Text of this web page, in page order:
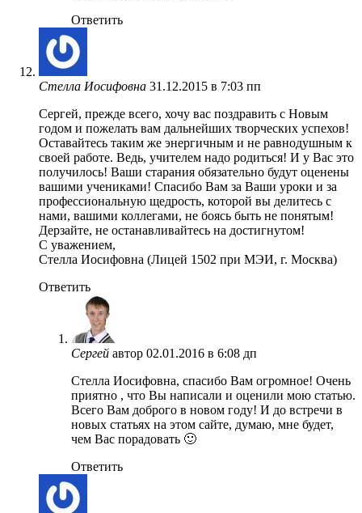
Ответить
Стелла Иосифовна 31.12.2015 в 7:03 пп
Сергей, прежде всего, хочу вас поздравить с Новым
годом и пожелать вам дальнейших творческих успехов!
Оставайтесь таким же энергичным и не равнодушным к
своей работе. Ведь, учителем надо родиться! И у Вас это
получилось! Ваши старания обязательно будут оценены
вашими учениками! Спасибо Вам за Ваши уроки и за
профессиональную щедрость, которой вы делитесь с
нами, вашими коллегами, не боясь быть не понятым!
Дерзайте, не останавливайтесь на достигнутом!
С уважением,
Стелла Иосифовна (Лицей 1502 при МЭИ, г. Москва)
Ответить
Сергей автор 02.01.2016 в 6:08 дп
Стелла Иосифовна, спасибо Вам огромное! Очень
приятно , что Вы написали и оценили мою статью.
Всего Вам доброго в новом году! И до встречи в
новых статьях на этом сайте, думаю, мне будет,
чем Вас порадовать 🙂
Ответить